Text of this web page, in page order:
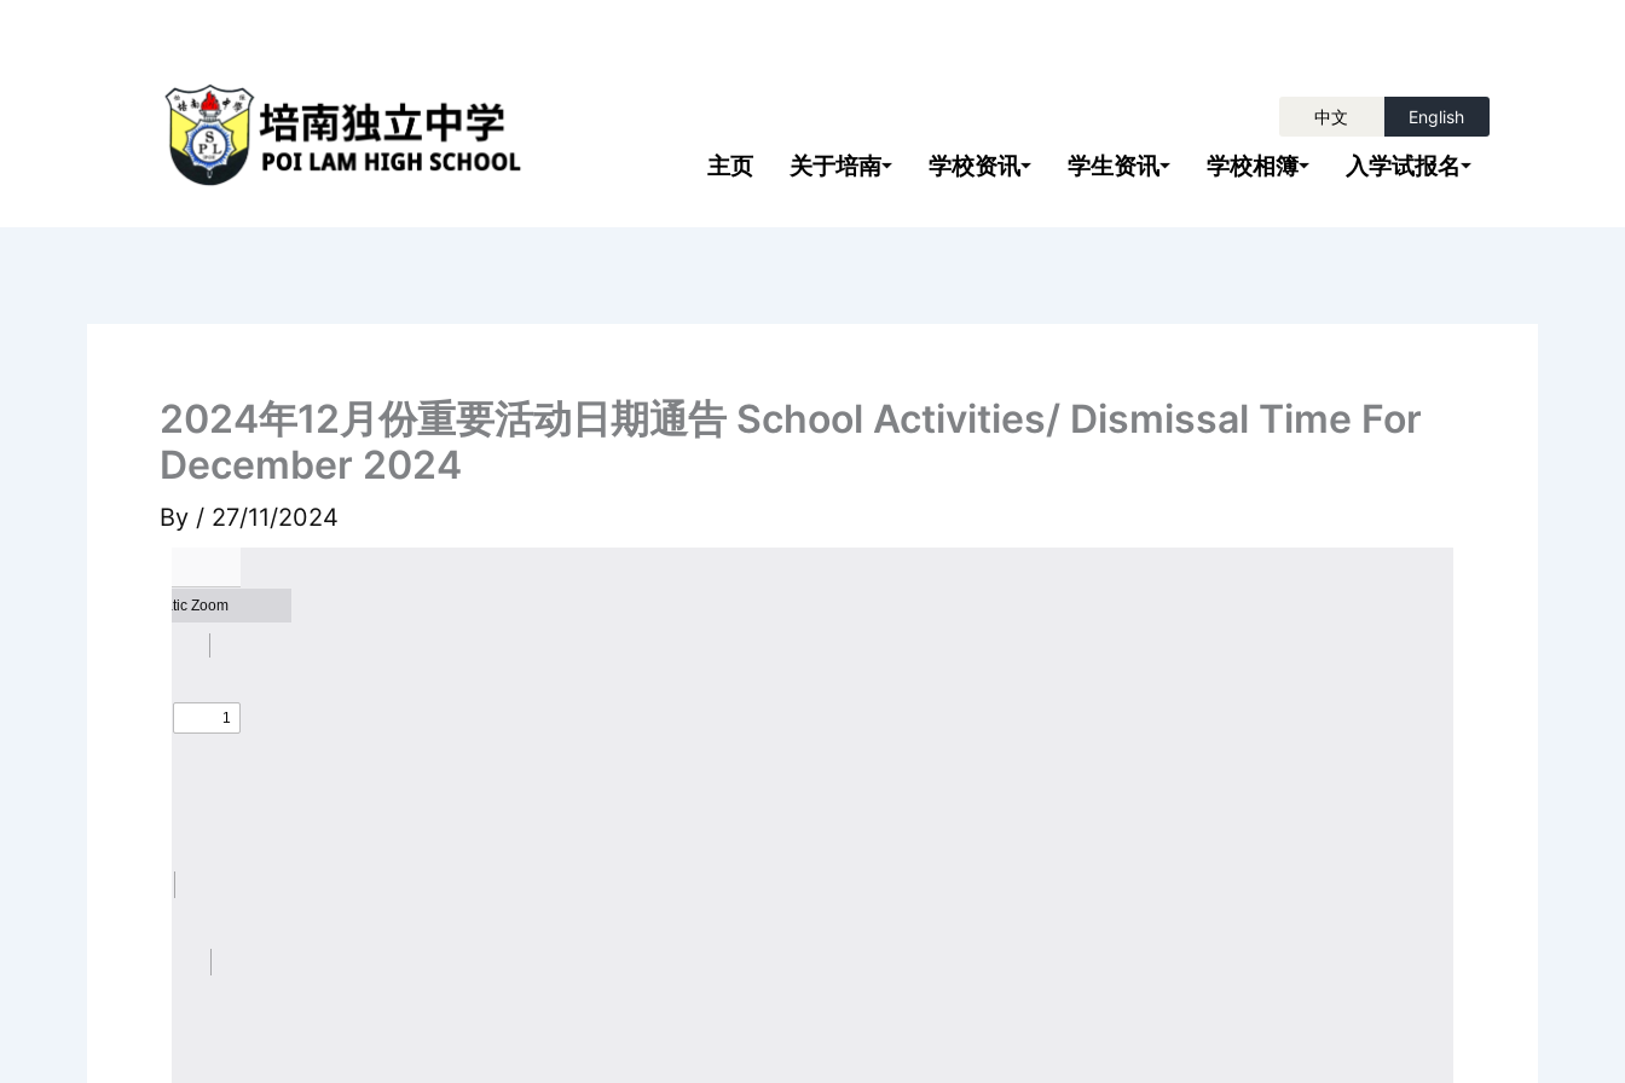
中文 English
主页 关于培南 学校资讯 学生资讯 学校相簿 入学试报名
2024年12月份重要活动日期通告 School Activities/ Dismissal Time For
December 2024
By / 27/11/2024